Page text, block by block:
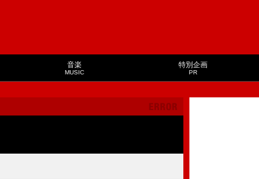
音楽
MUSIC
特別企画
PR